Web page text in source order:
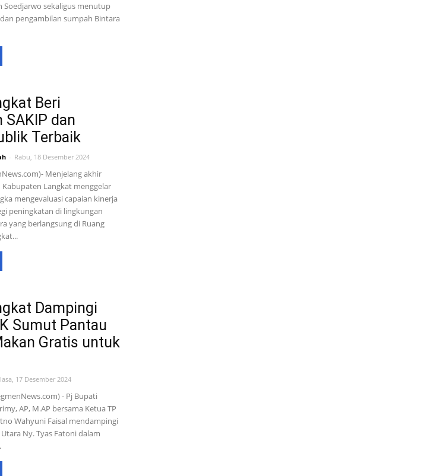
Soedjarwo sekaligus menutup
pengambilan sumpah Bintara
Beri
SAKIP dan
Terbaik
- Rabu, 18 Desember 2024
Menjelang akhir
Langkat menggelar
mengevaluasi capaian kinerja
peningkatan di lingkungan
yang berlangsung di Ruang
Dampingi
Sumut Pantau
Gratis untuk
17 Desember 2024
- Pj Bupati
AP, M.AP bersama Ketua TP
Wahyuni Faisal mendampingi
Ny. Tyas Fatoni dalam